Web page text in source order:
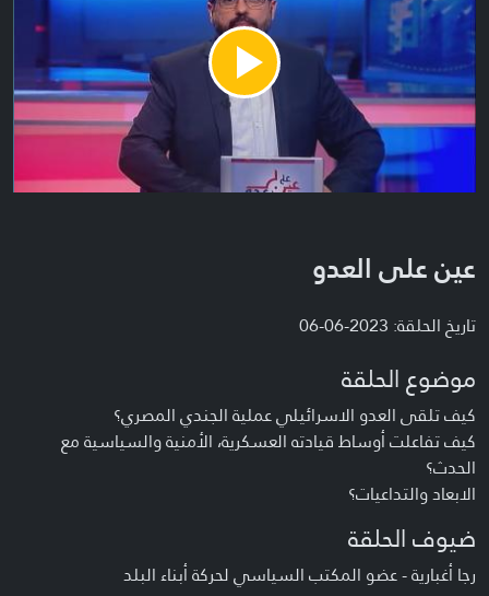
Play
Video
عين على العدو
تاريخ الحلقة: 2023-06-06
موضوع الحلقة
كيف تلقى العدو الاسرائيلي عملية الجندي المصري؟
كيف تفاعلت أوساط قيادته العسكرية، الأمنية والسياسية مع
الحدث؟
الابعاد والتداعيات؟
ضيوف الحلقة
رجا أغبارية - عضو المكتب السياسي لحركة أبناء البلد